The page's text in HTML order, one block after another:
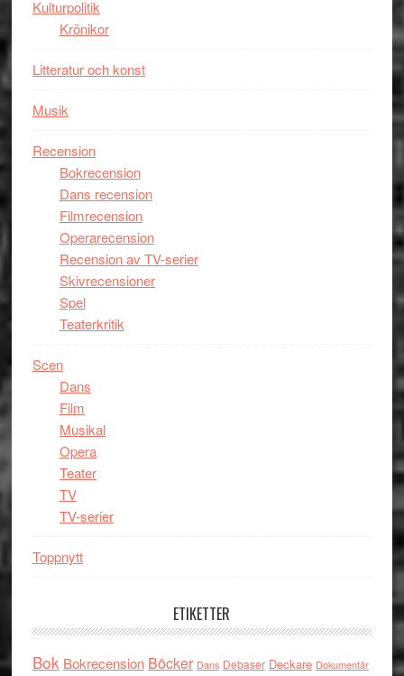
Kulturpolitik
Krönikor
Litteratur och konst
Musik
Recension
Bokrecension
Dans recension
Filmrecension
Operarecension
Recension av TV-serier
Skivrecensioner
Spel
Teaterkritik
Scen
Dans
Film
Musikal
Opera
Teater
TV
TV-serier
Toppnytt
ETIKETTER
Bok Bokrecension Böcker Dans Debaser Deckare Dokumentär